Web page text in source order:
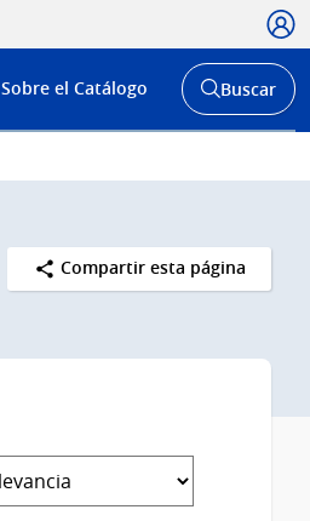
Menú
de
Sobre el Catálogo
Abrir
buscador
Buscar
Compartir esta página